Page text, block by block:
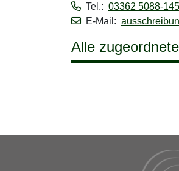
Tel.: 03362 5088-145
E-Mail:
Alle